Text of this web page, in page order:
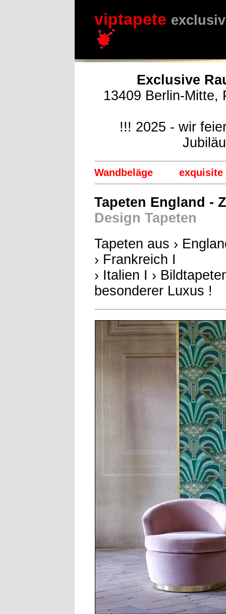
viptapete
Exclusive
13409 Berlin-Mitte,
!!! 2025 - wir
Wandbeläge exquisite
Tapeten England -
Design Tapeten
Tapeten aus ›
› Frankreich I
› Italien I ›
besonderer Luxus !